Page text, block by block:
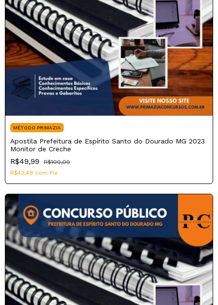
MÉTODO PRIMAZIA
Apostila Prefeitura de Espírito Santo do Dourado MG 2023
Monitor de Creche
R$49,99
R$100,00
R$42,49 com Pix